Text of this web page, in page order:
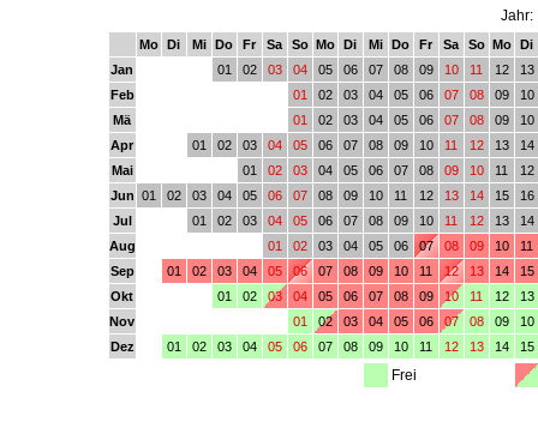
Jahr:
Mo Di Mi Do Fr Sa So Mo Di Mi Do Fr Sa So Mo
Di
Jan
01 02 03 04 05 06 07 08 09 10 11 12
13
Feb
01 02 03 04 05 06 07 08 09
10
Mä
01 02 03 04 05 06 07 08 09
10
Apr
01 02 03 04 05 06 07 08 09 10 11 12 13
14
Mai
01 02 03 04 05 06 07 08 09 10 11
12
Jun 01 02 03 04 05 06 07 08 09 10 11 12 13 14 15
16
Jul
01 02 03 04 05 06 07 08 09 10 11 12 13
14
Aug
01 02 03 04 05 06 07 08 09 10
11
Sep
01 02 03 04 05 06 07 08 09 10 11 12 13 14
15
Okt
01 02 03 04 05 06 07 08 09 10 11 12
13
Nov
01 02 03 04 05 06 07 08 09
10
Dez
01 02 03 04 05 06 07 08 09 10 11 12 13 14 15
Frei